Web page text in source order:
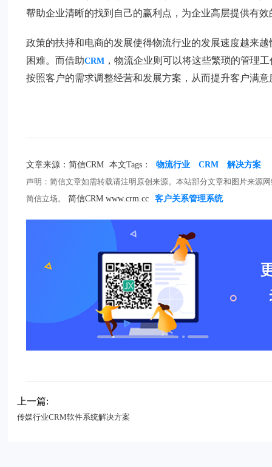
帮助企业清晰的找到自己的赢利点，为企业高层提供有
政策的扶持和电商的发展使得物流行业的发展速度越来
困难。而借助CRM ，物流企业则可以将这些繁琐的管理
按照客户的需求调整经营和发展方案，从而提升客户满
文章来源：简信CRM 本文Tags： 物流行业 CRM
解决方案
声明：简信文章如需转载请注明原创来源。本站部分文章和图片来源
简信立场。
简信CRM www.crm.cc 客户关系管理系统
上一篇:
传媒行业CRM软件系统解决方案